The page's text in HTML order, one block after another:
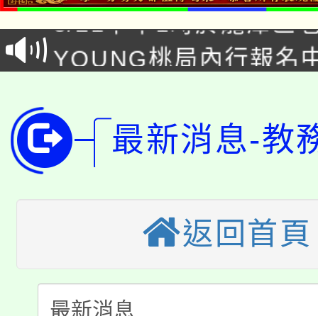
場熱烈登場!
8/21下午1時於龍潭區
徵才活動。
YOUNG桃局內行報名
開!
115年桃園市運動會8/
田徑場及游泳池舉行。
桃園市低收入戶享有免
視費優惠，中低收入戶
半價優惠，詳情可洽有
者。
份教師增能研習
大溪自造教育及科技
份教師研習
會
115年食農教育專業人
最新消息-教
返回首頁